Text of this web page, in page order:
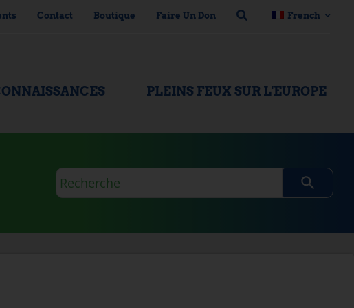
Contact Boutique Faire Un Don French
PLEINS FEUX SUR L'EUROPE
Requête
de